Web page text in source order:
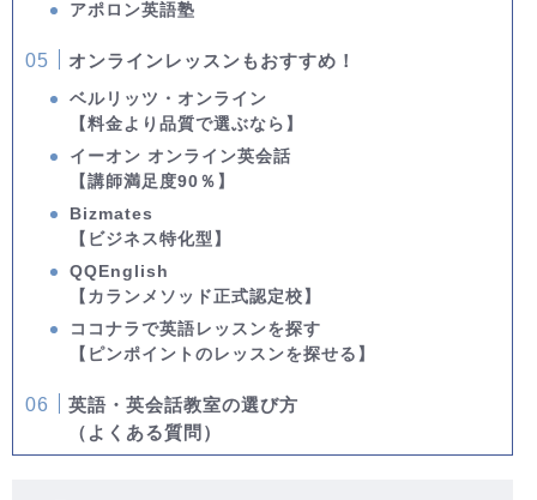
アポロン英語塾
オンラインレッスンもおすすめ！
ベルリッツ・オンライン
【料金より品質で選ぶなら】
イーオン オンライン英会話
【講師満足度90％】
Bizmates
【ビジネス特化型】
QQEnglish
【カランメソッド正式認定校】
ココナラで英語レッスンを探す
【ピンポイントのレッスンを探せる】
英語・英会話教室の選び方
（よくある質問）